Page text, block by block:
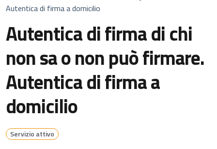
Autentica di firma a domicilio
Autentica di firma di chi
non sa o non può firmare.
Autentica di firma a
domicilio
Servizio attivo